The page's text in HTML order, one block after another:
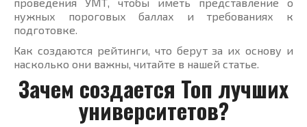
нужных пороговых баллах и требованиях к
подготовке.
Как создаются рейтинги, что берут за их основу и
насколько они важны, читайте в нашей статье.
Зачем создается Топ лучших
университетов?